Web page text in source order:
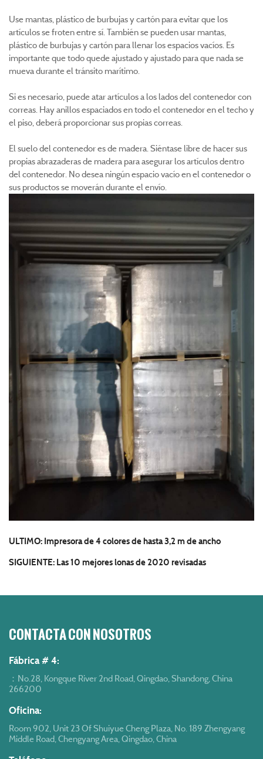
Use mantas, plástico de burbujas y cartón para evitar que los
artículos se froten entre sí. También se pueden usar mantas,
plástico de burbujas y cartón para llenar los espacios vacíos. Es
importante que todo quede ajustado y ajustado para que nada se
mueva durante el tránsito marítimo.
Si es necesario, puede atar artículos a los lados del contenedor con
correas. Hay anillos espaciados en todo el contenedor en el techo y
el piso, deberá proporcionar sus propias correas.
El suelo del contenedor es de madera. Siéntase libre de hacer sus
propias abrazaderas de madera para asegurar los artículos dentro
del contenedor. No desea ningún espacio vacío en el contenedor o
sus productos se moverán durante el envío.
ULTIMO: Impresora de 4 colores de hasta 3,2 m de ancho
SIGUIENTE: Las 10 mejores lonas de 2020 revisadas
CONTACTA CON NOSOTROS
Fábrica # 4:
：No.28, Kongque River 2nd Road, Qingdao, Shandong, China
266200
Oficina:
Room 902, Unit 23 Of Shuiyue Cheng Plaza, No. 189 Zhengyang
Middle Road, Chengyang Area, Qingdao, China